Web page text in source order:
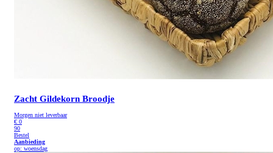
Zacht Gildekorn Broodje
Morgen niet leverbaar
€ 0
90
Bestel
Aanbieding
op: woensdag